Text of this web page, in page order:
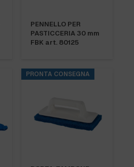
PENNELLO PER
PASTICCERIA 30 mm
FBK art. 80125
PRONTA CONSEGNA